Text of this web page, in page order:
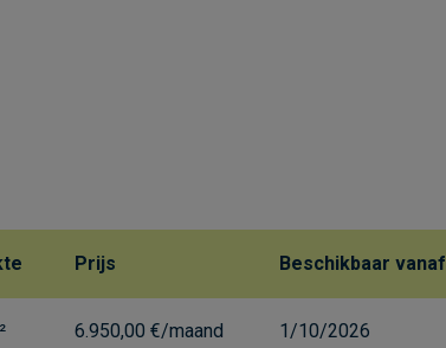
Prijs Beschikbaar vanaf
6.950,00 €/maand 1/10/2026